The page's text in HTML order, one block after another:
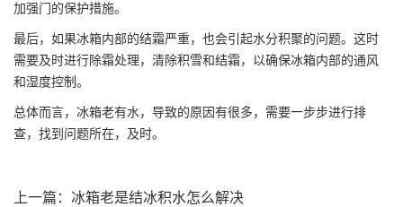
加强门的保护措施。
最后，如果冰箱内部的结霜严重，也会引起水分积聚的问题。这时
需要及时进行除霜处理，清除积雪和结霜，以确保冰箱内部的通风
和湿度控制。
总体而言，冰箱老有水，导致的原因有很多，需要一步步进行排
查，找到问题所在，及时。
上一篇： 冰箱老是结冰积水怎么解决